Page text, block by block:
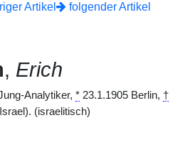
Artikel folgender Artikel
, Erich
Analytiker, * 23.1.1905 Berlin, †
(israelitisch)